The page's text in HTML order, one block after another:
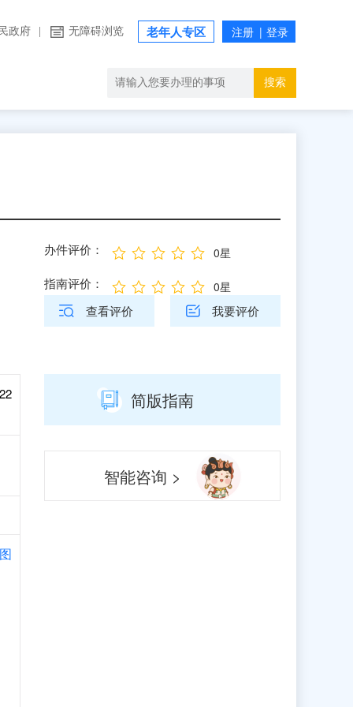
政府 无障碍浏览 老年人专区
搜索
办件评价： 0星
指南评价： 0星
查看评价 我要评价
简版指南
智能咨询 >